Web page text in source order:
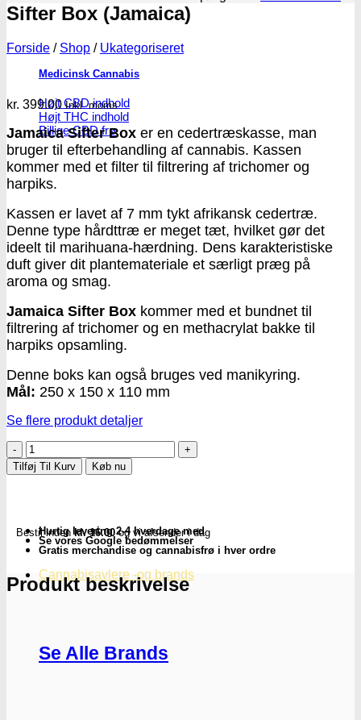
Medicinsk Cannabis
Højt CBD indhold
Højt THC indhold
Billige CBD frø
Cannabisavlere -og brands
Se Alle Brands
Sifter Box (Jamaica)
Forside / Shop / Ukategoriseret
kr. 399.00 Inkl. moms
Jamaica Sifter Box er en cedertræskasse, man
bruger til efterbehandling af cannabis. Kassen
kommer med et filter til filtrering af trichomer og
harpiks.
Kassen er lavet af 7 mm tykt afrikansk cedertræ.
Denne type hårdttræ er meget tæt, hvilket gør det
ideelt til marihuana-hærdning. Dens karakteristiske
duft giver dit plantemateriale et særligt præg på
aroma og smag.
Jamaica Sifter Box kommer med et bundnet til
filtrering af trichomer og en methacrylat bakke til
harpiks opsamling.
Denne boks kan også bruges ved manikyring.
Mål: 250 x 150 x 110 mm
Se flere produkt detaljer
Sifter
Box
(Jamaica)
Tilføj Til Kurv Køb nu
Bestil indenkl. 16.00og vi afsender i dag
Hurtig levering 2-4 hverdage med
Se vores Google bedømmelser
Gratis merchandise og cannabisfrø i hver ordre
Produkt beskrivelse